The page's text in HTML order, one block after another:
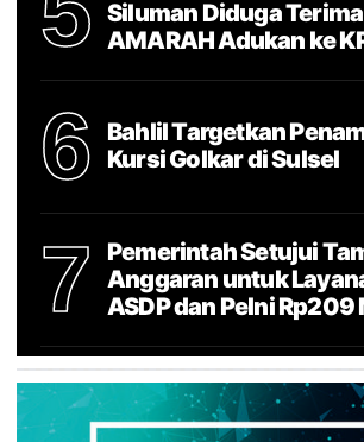
Siluman Diduga
AMARAH Adukan ke
6
Bahlil Targetkan
Kursi Golkar di Sulsel
7
Pemerintah Setujui
Anggaran untuk
ASDP dan Pelni Rp209